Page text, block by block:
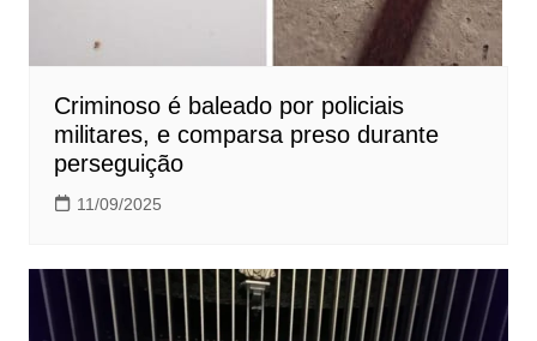
Criminoso é baleado por policiais
militares, e comparsa preso durante
perseguição
11/09/2025